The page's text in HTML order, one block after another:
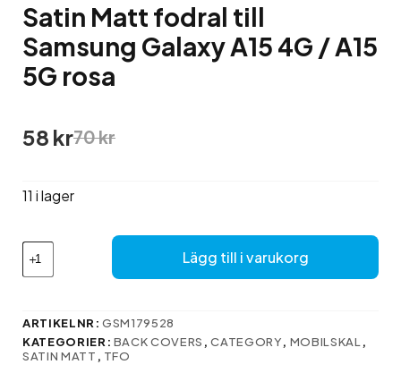
Satin Matt fodral till
Samsung Galaxy A15 4G / A15
5G rosa
70kr
Det
ursprungliga
var:
58 krDet
nuvarande
är:
11 i lager
Satin
Matt
fodral
Samsung
A15
Lägg till i varukorg
ARTIKELNR:GSM179528
KATEGORIER: BACK COVERS ,CATEGORY, MOBILSKAL ,
SATIN MATT , TFO